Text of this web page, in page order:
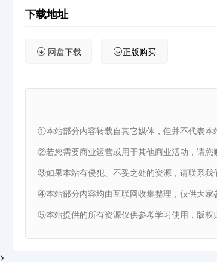
下载地址
网盘下载 正版购买
①本站部分内容转载自其它媒体，但并不代表本
②若您需要商业运营或用于其他商业活动，请您
③如果本站有侵犯、不妥之处的资源，请联系我
④本站部分内容均由互联网收集整理，仅供大家
⑤本站提供的所有资源仅供参考学习使用，版
>